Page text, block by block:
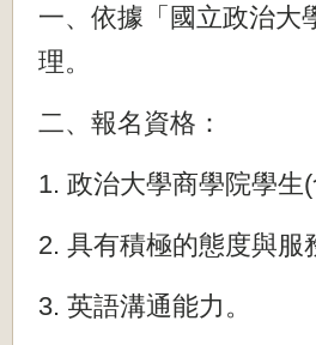
一、依據「國立政治大
理。
二、報名資格：
1. 政治大學商學院學生(
2. 具有積極的態度與服
3. 英語溝通能力。